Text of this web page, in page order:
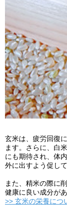
玄米は、疲労回復
ます。さらに、白
にも期待され、体
外に出すよう促して
また、精米の際に
健康に良い成分が
>> 玄米の栄養につ